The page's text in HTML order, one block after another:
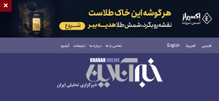
فارسی العربية English تماس با ما درباره ما تبلیغات آرشیو
جمعه ۱۶ مرداد ۱۴۰۵
×